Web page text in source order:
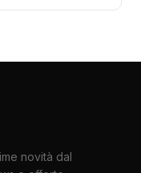
novità dal